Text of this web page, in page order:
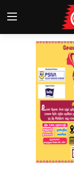
Magazines